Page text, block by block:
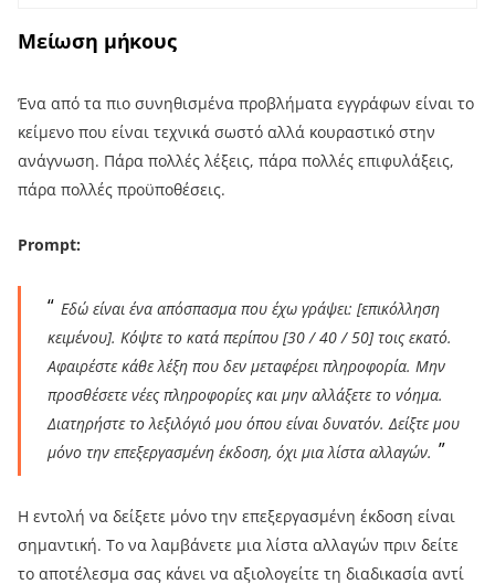
Μείωση μήκους
Ένα από τα πιο συνηθισμένα προβλήματα εγγράφων είναι το
κείμενο που είναι τεχνικά σωστό αλλά κουραστικό στην
ανάγνωση. Πάρα πολλές λέξεις, πάρα πολλές επιφυλάξεις,
πάρα πολλές προϋποθέσεις.
Prompt:
Εδώ είναι ένα απόσπασμα που έχω γράψει: [επικόλληση
κειμένου]. Κόψτε το κατά περίπου [30 / 40 / 50] τοις εκατό.
Αφαιρέστε κάθε λέξη που δεν μεταφέρει πληροφορία. Μην
προσθέσετε νέες πληροφορίες και μην αλλάξετε το νόημα.
Διατηρήστε το λεξιλόγιό μου όπου είναι δυνατόν. Δείξτε μου
μόνο την επεξεργασμένη έκδοση, όχι μια λίστα αλλαγών.
Η εντολή να δείξετε μόνο την επεξεργασμένη έκδοση είναι
σημαντική. Το να λαμβάνετε μια λίστα αλλαγών πριν δείτε
το αποτέλεσμα σας κάνει να αξιολογείτε τη διαδικασία αντί